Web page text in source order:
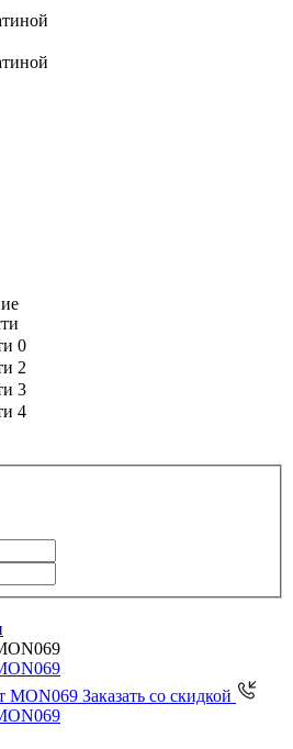
0
2
3
4
Заказать со скидкой